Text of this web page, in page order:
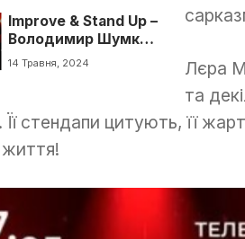
Improve & Stand Up –
Володимир Шумко
& Лєра Мандзюк
14 Травня, 2024
Лєра
та
Її стендапи цитують, її
життя!